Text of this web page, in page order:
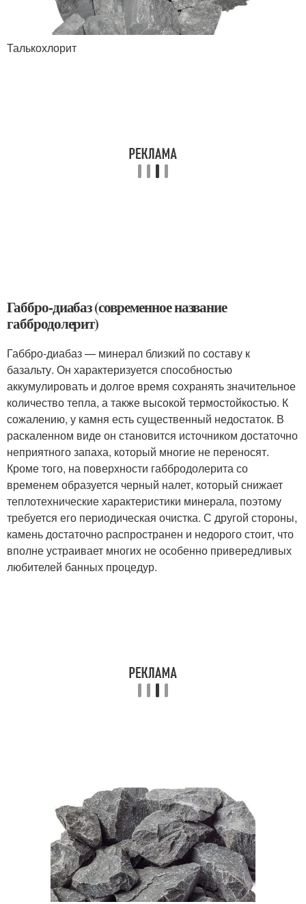
Талькохлорит
Габбро-диабаз (современное название
габбродолерит)
Габбро-диабаз — минерал близкий по составу к
базальту. Он характеризуется способностью
аккумулировать и долгое время сохранять значительное
количество тепла, а также высокой термостойкостью. К
сожалению, у камня есть существенный недостаток. В
раскаленном виде он становится источником достаточно
неприятного запаха, который многие не переносят.
Кроме того, на поверхности габбродолерита со
временем образуется черный налет, который снижает
теплотехнические характеристики минерала, поэтому
требуется его периодическая очистка. С другой стороны,
камень достаточно распространен и недорого стоит, что
вполне устраивает многих не особенно привередливых
любителей банных процедур.